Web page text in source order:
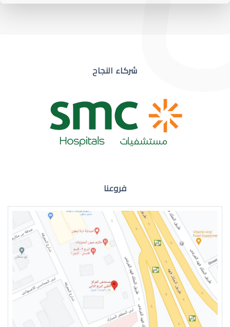
ضعف نظر مفاجئ
ضعف نظر في العين اليسرى
شركاء النجاح
فروعنا